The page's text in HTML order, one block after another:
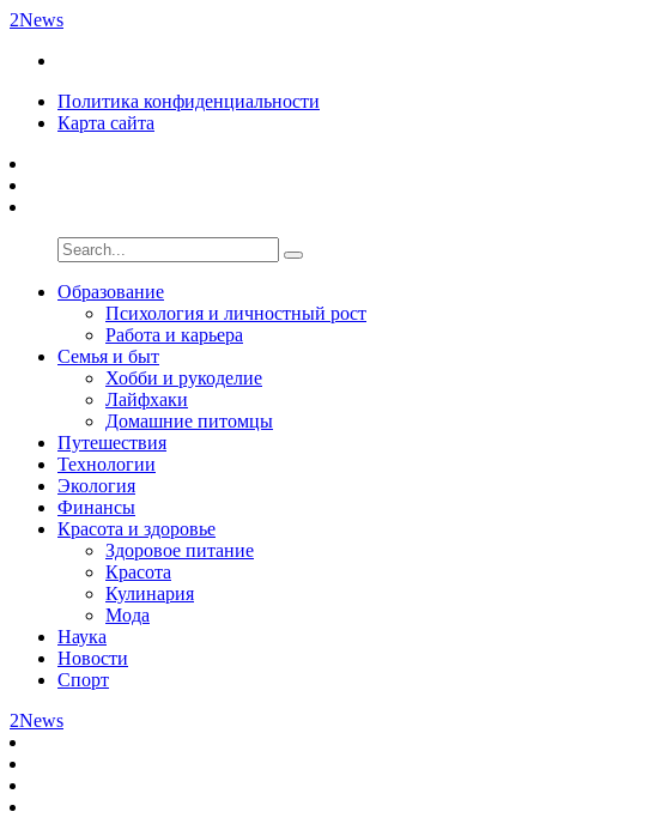
2News
Политика конфиденциальности
Карта сайта
Образование
Психология и личностный рост
Работа и карьера
Семья и быт
Хобби и рукоделие
Лайфхаки
Домашние питомцы
Путешествия
Технологии
Экология
Финансы
Красота и здоровье
Здоровое питание
Красота
Кулинария
Мода
Наука
Новости
Спорт
2News